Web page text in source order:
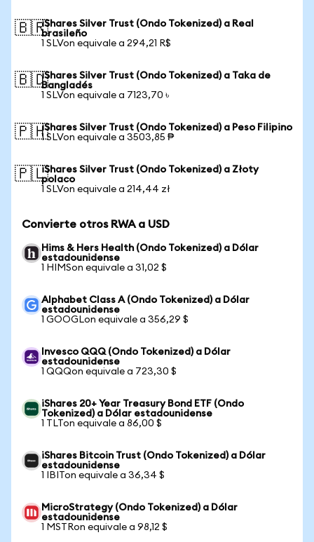
🇧🇷iShares Silver Trust (Ondo Tokenized) a Real
brasileño
1 SLVon equivale a 294,21 R$
🇧🇩iShares Silver Trust (Ondo Tokenized) a Taka de
Bangladés
1 SLVon equivale a 7123,70 ৳
🇵🇭iShares Silver Trust (Ondo Tokenized) a Peso Filipino
1 SLVon equivale a 3503,85 ₱
🇵🇱iShares Silver Trust (Ondo Tokenized) a Złoty
polaco
1 SLVon equivale a 214,44 zł
Convierte otros RWA a USD
Hims & Hers Health (Ondo Tokenized) a Dólar
estadounidense
1 HIMSon equivale a 31,02 $
Alphabet Class A (Ondo Tokenized) a Dólar
estadounidense
1 GOOGLon equivale a 356,29 $
Invesco QQQ (Ondo Tokenized) a Dólar
estadounidense
1 QQQon equivale a 723,30 $
iShares 20+ Year Treasury Bond ETF (Ondo
Tokenized) a Dólar estadounidense
1 TLTon equivale a 86,00 $
iShares Bitcoin Trust (Ondo Tokenized) a Dólar
estadounidense
1 IBITon equivale a 36,34 $
MicroStrategy (Ondo Tokenized) a Dólar
estadounidense
1 MSTRon equivale a 98,12 $